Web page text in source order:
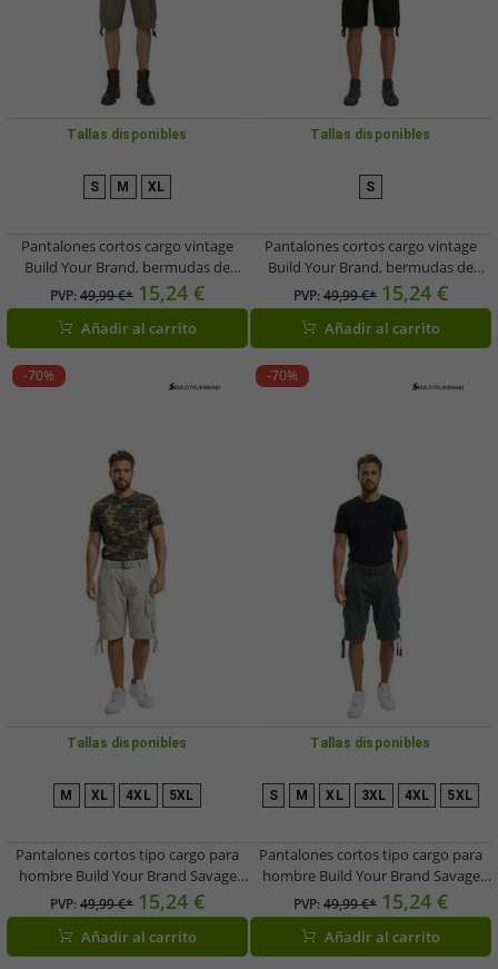
Tallas disponibles
S M XL
Pantalones cortos cargo vintage
Build Your Brand, bermudas de
verano estilo militar, de algodón,
color verde oliva (B2002-00176)
PVP:49,99 €* 15,24 €
Añadir al carrito
Tallas disponibles
S
Pantalones cortos cargo vintage
Build Your Brand, bermudas de
verano estilo militar, de algodón,
color negro (B2002-00007)
PVP:49,99 €* 15,24 €
Añadir al carrito
-70%
Tallas disponibles
M XL 4XL 5XL
Pantalones cortos tipo cargo para
hombre Build Your Brand Savage
Vintage (cinturón incluido) –
Bermudas de algodón B2001-02610
Blanco-Gris
PVP:49,99 €* 15,24 €
Añadir al carrito
-70%
Tallas disponibles
S M XL 3XL 4XL 5XL
Pantalones cortos tipo cargo para
hombre Build Your Brand Savage
Vintage (cinturón incluido) –
Bermudas de algodón B2001-02610
Blanco-Gris
PVP:49,99 €* 15,24 €
Añadir al carrito